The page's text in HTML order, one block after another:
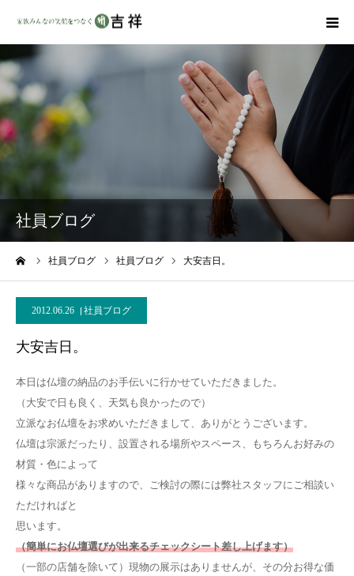
社員ブログ
社員ブログ 社員ブログ 大安吉日。
2012.06.26 社員ブログ
大安吉日。
本日は仏壇の納品のお手伝いに行かせていただきました。
（大安で日も良く、天気も良かったので）
立派なお仏壇をお求めいただきまして、ありがとうございます。
仏壇は宗派だったり、設置される場所やスペース、もちろんお好みの
材質・色によって
様々な商品がありますので、ご検討の際には弊社スタッフにご相談い
ただければと
思います。
（簡単にお仏壇選びが出来るチェックシート差し上げます）
（一部の店舗を除いて）現物の展示はありませんが、その分お得な価
商品ラインナップ
墓地・霊園を探す
吉祥の特徴